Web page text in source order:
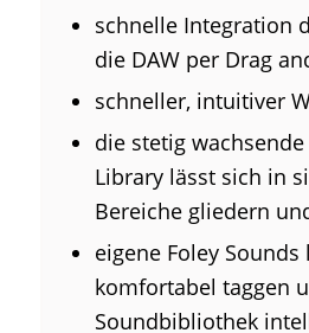
schnelle Integration
die DAW per Drag
schneller, intuitiver
die stetig
Library lässt sich in
Bereiche gliedern
eigene Foley Sounds
komfortabel taggen
Soundbibliothek